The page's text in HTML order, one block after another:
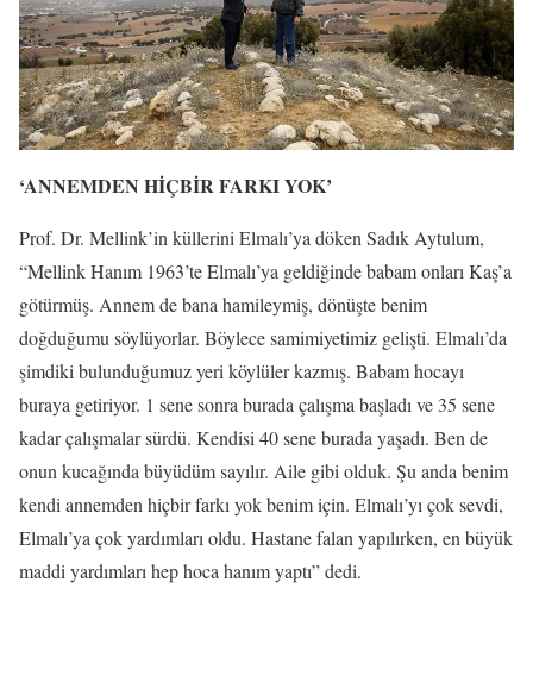
‘ANNEMDEN HİÇBİR FARKI YOK’
Prof. Dr. Mellink’in küllerini Elmalı’ya döken Sadık Aytulum,
“Mellink Hanım 1963’te Elmalı’ya geldiğinde babam onları Kaş’a
götürmüş. Annem de bana hamileymiş, dönüşte benim
doğduğumu söylüyorlar. Böylece samimiyetimiz gelişti. Elmalı’da
şimdiki bulunduğumuz yeri köylüler kazmış. Babam hocayı
buraya getiriyor. 1 sene sonra burada çalışma başladı ve 35 sene
kadar çalışmalar sürdü. Kendisi 40 sene burada yaşadı. Ben de
onun kucağında büyüdüm sayılır. Aile gibi olduk. Şu anda benim
kendi annemden hiçbir farkı yok benim için. Elmalı’yı çok sevdi,
Elmalı’ya çok yardımları oldu. Hastane falan yapılırken, en büyük
maddi yardımları hep hoca hanım yaptı” dedi.